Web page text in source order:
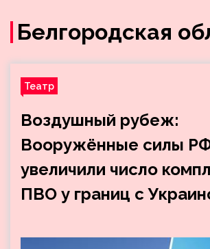
Белгородская
Театр
Воздушный рубеж:
Вооружённые силы
увеличили число
ПВО у границ с